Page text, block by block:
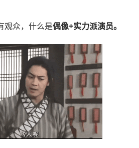
观众，什么是偶像+实力派演员。